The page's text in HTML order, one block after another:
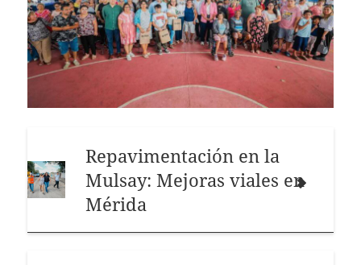
Repavimentación en la
Mulsay: Mejoras viales en
Mérida